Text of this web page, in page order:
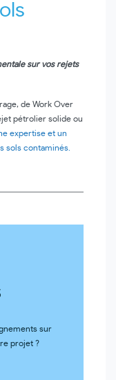
sur vos rejets
de Work Over
pétrolier solide ou
expertise et un
sols contaminés.
sur
projet ?